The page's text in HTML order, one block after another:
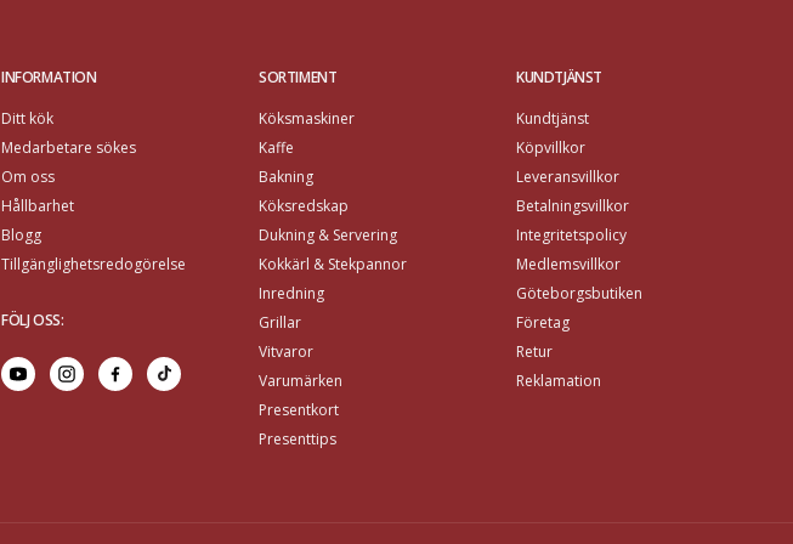
INFORMATION
Ditt kök
Medarbetare sökes
Om oss
Hållbarhet
Blogg
Tillgänglighetsredogörelse
FÖLJ OSS:
SORTIMENT
Köksmaskiner
Kaffe
Bakning
Köksredskap
Dukning & Servering
Kokkärl & Stekpannor
Inredning
Grillar
Vitvaror
Varumärken
Presentkort
Presenttips
KUNDTJÄNST
Kundtjänst
Köpvillkor
Leveransvillkor
Betalningsvillkor
Integritetspolicy
Medlemsvillkor
Göteborgsbutiken
Företag
Retur
Reklamation